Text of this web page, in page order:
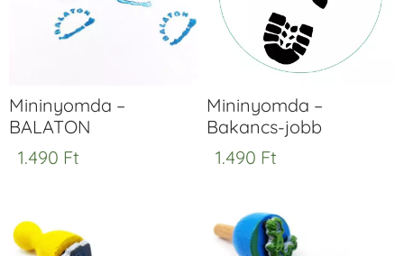
Mininyomda –
BALATON
1.490 Ft
Mininyomda –
Bakancs-jobb
1.490 Ft